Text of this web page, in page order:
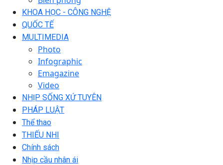
KHOA HỌC - CÔNG NGHỆ
QUỐC TẾ
MULTIMEDIA
Photo
Infographic
Emagazine
Video
NHỊP SỐNG XỨ TUYÊN
PHÁP LUẬT
Thể thao
THIẾU NHI
Chính sách
Nhịp cầu nhân ái